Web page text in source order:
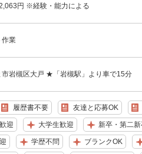
円 ※経験・能力による
作業
市岩槻区大戸 ★「岩槻駅」より車で15分
履歴書不要 友達と応募OK
迎 大学生歓迎 新卒・第二
学歴不問 ブランクOK